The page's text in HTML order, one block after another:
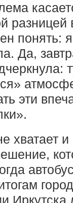
понять:
Да,
эти
хватает